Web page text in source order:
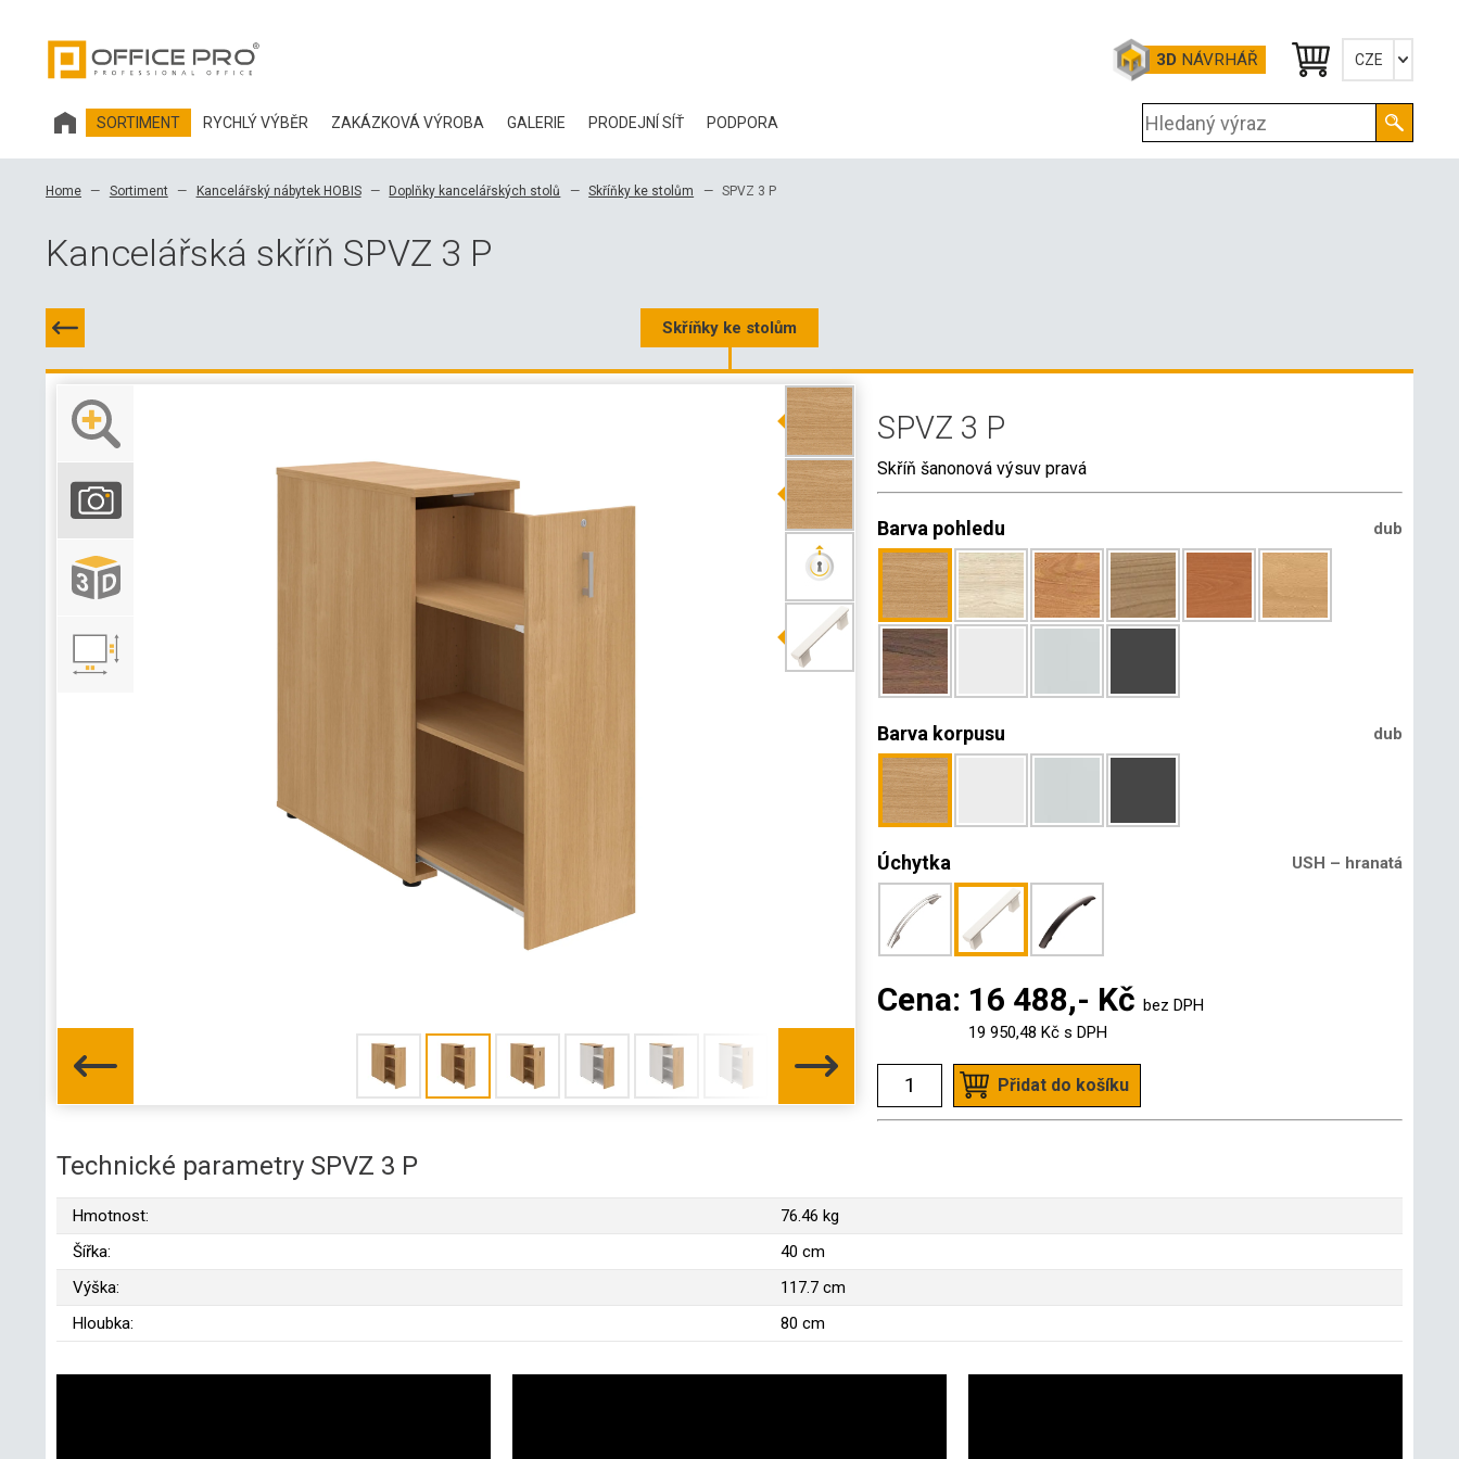
3D NÁVRHÁŘ CZE
English
SORTIMENT RYCHLÝ VÝBĚR ZAKÁZKOVÁ VÝROBA GALERIE PRODEJNÍ SÍŤ PODPORA
BLOG
KE STAŽENÍ
3D DATA
VELKOOBCHODNÍ KONTAKTY
Home Sortiment Kancelářský nábytek HOBIS Doplňky kancelářských stolů Skříňky ke stolům SPVZ 3 P
Kancelářská skříň SPVZ 3 P
Skříňky ke stolům
SPVZ 3 P
Skříň šanonová výsuv pravá
Barva pohledu dub
Barva korpusu dub
Úchytka USH – hranatá
Cena: 16 488,- Kč bez DPH
19 950,48 Kč s DPH
Přidat do košíku
Technické parametry SPVZ 3 P
Hmotnost:
76.46 kg
Šířka:
40 cm
Výška:
117.7 cm
Hloubka:
80 cm